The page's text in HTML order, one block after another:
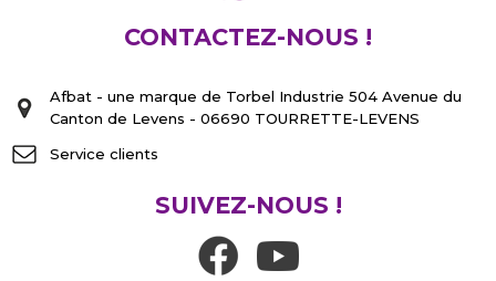
CONTACTEZ-NOUS !
Afbat - une marque de Torbel Industrie 504 Avenue du
Canton de Levens - 06690 TOURRETTE-LEVENS
Service clients
SUIVEZ-NOUS !